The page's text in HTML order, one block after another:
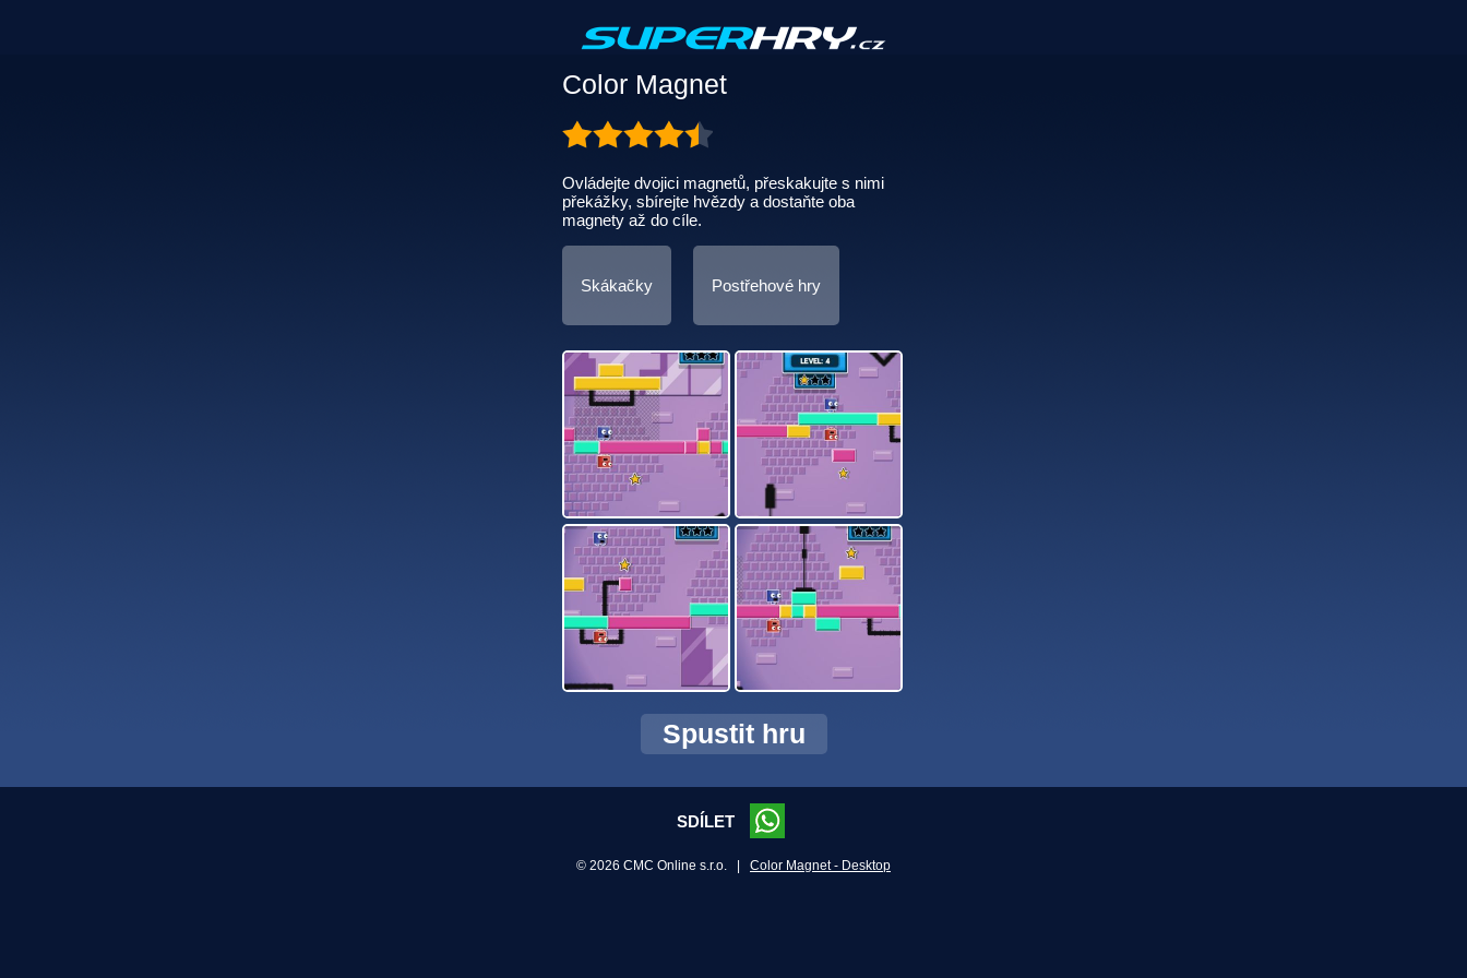
Color Magnet
Ovládejte dvojici magnetů, přeskakujte s nimi
překážky, sbírejte hvězdy a dostaňte oba
magnety až do cíle.
Skákačky Postřehové hry
Spustit hru
SDÍLET
© 2026 CMC Online s.r.o. | Color Magnet - Desktop